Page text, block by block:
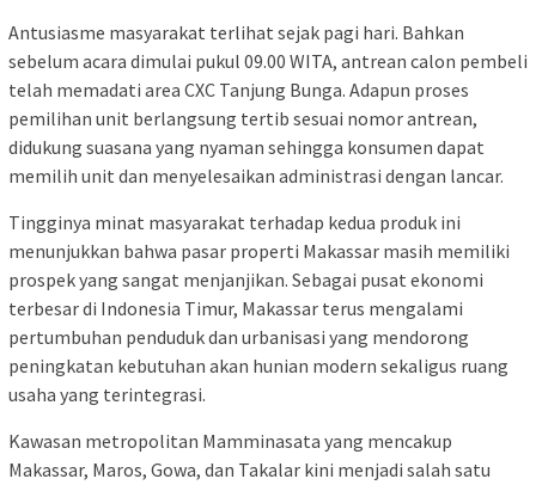
Antusiasme masyarakat terlihat sejak pagi hari. Bahkan
sebelum acara dimulai pukul 09.00 WITA, antrean calon pembeli
telah memadati area CXC Tanjung Bunga. Adapun proses
pemilihan unit berlangsung tertib sesuai nomor antrean,
didukung suasana yang nyaman sehingga konsumen dapat
memilih unit dan menyelesaikan administrasi dengan lancar.
Tingginya minat masyarakat terhadap kedua produk ini
menunjukkan bahwa pasar properti Makassar masih memiliki
prospek yang sangat menjanjikan. Sebagai pusat ekonomi
terbesar di Indonesia Timur, Makassar terus mengalami
pertumbuhan penduduk dan urbanisasi yang mendorong
peningkatan kebutuhan akan hunian modern sekaligus ruang
usaha yang terintegrasi.
Kawasan metropolitan Mamminasata yang mencakup
Makassar, Maros, Gowa, dan Takalar kini menjadi salah satu